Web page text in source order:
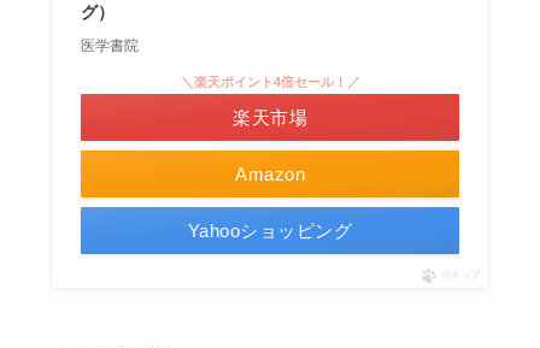
グ）
医学書院
Amazon
＼楽天ポイント4倍セール！／
楽天市場
Yahooショッピング
ポチップ